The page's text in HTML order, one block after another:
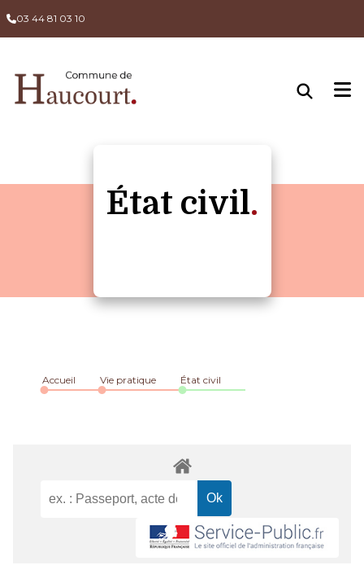
03 44 81 03 10
État civil
Accueil Vie pratique État civil